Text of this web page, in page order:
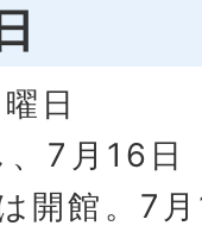
日
、7月16日
開館。7